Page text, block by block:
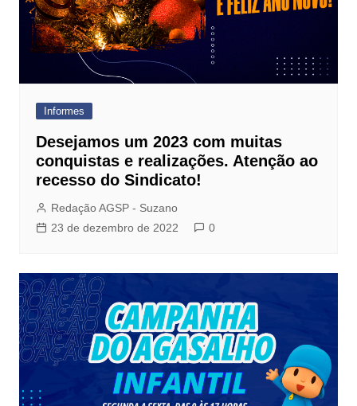
Informes
Desejamos um 2023 com muitas
conquistas e realizações. Atenção ao
recesso do Sindicato!
Redação AGSP - Suzano
23 de dezembro de 2022
0